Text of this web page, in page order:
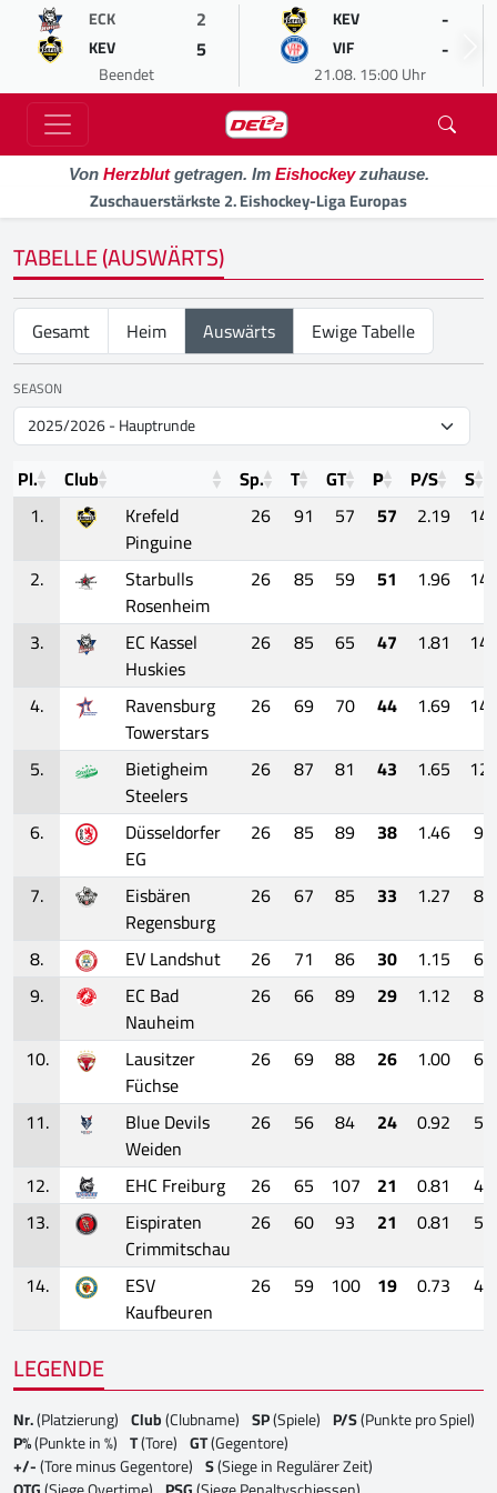
ECK 2
KEV 5
Beendet
KEV -
VIF -
21.08. 15:00 Uhr
Von Herzblutgetragen. Im Eishockeyzuhause.
Zuschauerstärkste 2. Eishockey-Liga Europas
TABELLE (AUSWÄRTS)
Gesamt Heim Auswärts Ewige Tabelle
SEASON
Pl. Club Sp. T GT P P/S
S
1.
Krefeld
Pinguine
26 91 57 57 2.19
14
2.
Starbulls
Rosenheim
26 85 59 51 1.96
14
3.
EC Kassel
Huskies
26 85 65 47 1.81
14
4.
Ravensburg
Towerstars
26 69 70 44 1.69
14
5.
Bietigheim
Steelers
26 87 81 43 1.65
12
6.
Düsseldorfer
EG
26 85 89 38 1.46
9
7.
Eisbären
Regensburg
26 67 85 33 1.27
8
8.
EV Landshut 26 71 86 30 1.15
6
9.
EC Bad
Nauheim
26 66 89 29 1.12
8
10.
Lausitzer
Füchse
26 69 88 26 1.00
6
11.
Blue Devils
Weiden
26 56 84 24 0.92
5
12.
EHC Freiburg 26 65 107 21 0.81
4
13.
Eispiraten
Crimmitschau
26 60 93 21 0.81
5
14.
ESV
Kaufbeuren
26 59 100 19 0.73 4
LEGENDE
Nr.(Platzierung) Club(Clubname) SP(Spiele) P/S(Punkte pro Spiel)
P%(Punkte in %) T(Tore) GT(Gegentore)
+/-(Tore minus Gegentore) S(Siege in Regulärer Zeit)